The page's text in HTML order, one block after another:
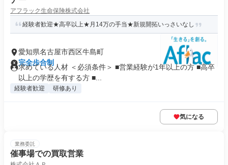
アフラック生命保険株式会社
経験者歓迎★高卒以上★月14万の手当★新規開拓いっさいなし
愛知県名古屋市西区牛島町
完全歩合制
求めている人材 ＜必須条件＞ ■営業経験が1年以上の方 ■高卒
以上の学歴を有する方 ■...
経験者歓迎 研修あり
気になる
業務委託
催事場での買取営業